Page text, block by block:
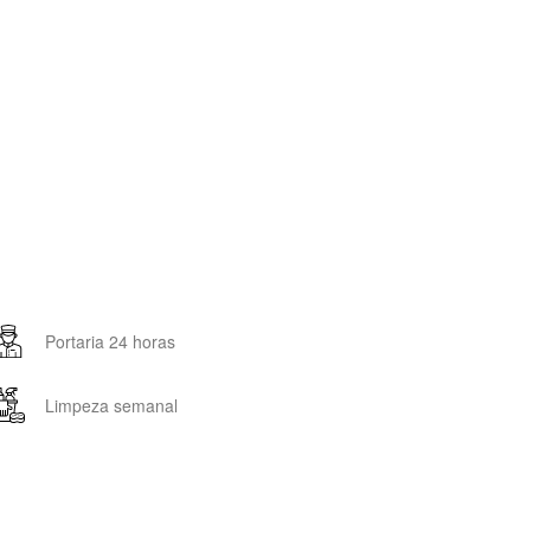
Portaria 24 horas
Limpeza semanal